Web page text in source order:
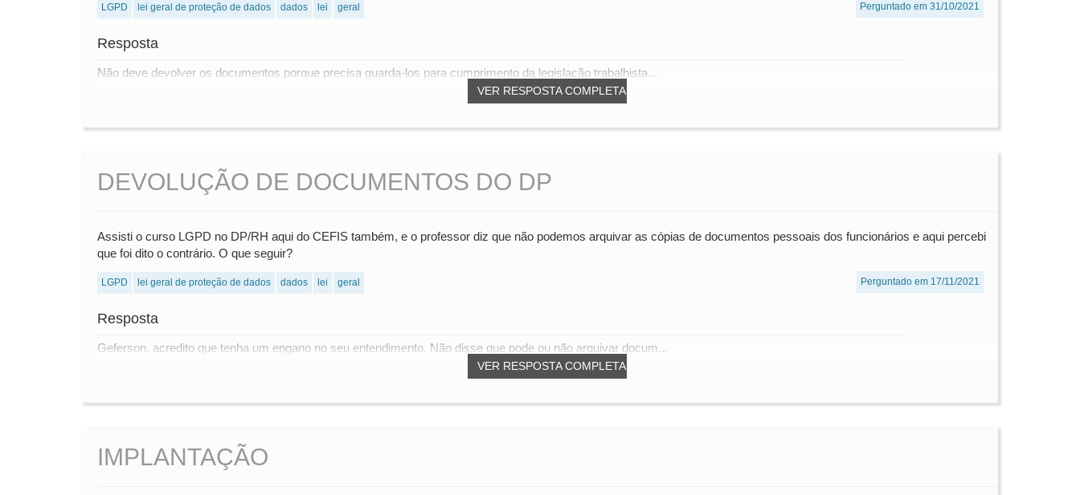
LGPD lei geral de proteção de dados dados lei geral Perguntado em 31/10/2021
Resposta
VER RESPOSTA COMPLETA
Não deve devolver os documentos porque precisa guarda-los para cumprimento da legislação trabalhista...
DEVOLUÇÃO DE DOCUMENTOS DO DP
Assisti o curso LGPD no DP/RH aqui do CEFIS também, e o professor diz que não podemos arquivar as cópias de documentos pessoais dos funcionários e aqui percebi
que foi dito o contrário. O que seguir?
LGPD lei geral de proteção de dados dados lei geral Perguntado em 17/11/2021
Resposta
VER RESPOSTA COMPLETA
Geferson, acredito que tenha um engano no seu entendimento. Não disse que pode ou não arquivar docum...
IMPLANTAÇÃO